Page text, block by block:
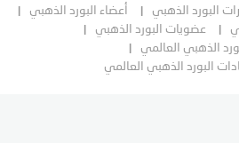
البورد الذهبي
أعضاء البورد الذهبي
عضويات البورد الذهبي
الذهبي العالمي
البورد الذهبي العالمي